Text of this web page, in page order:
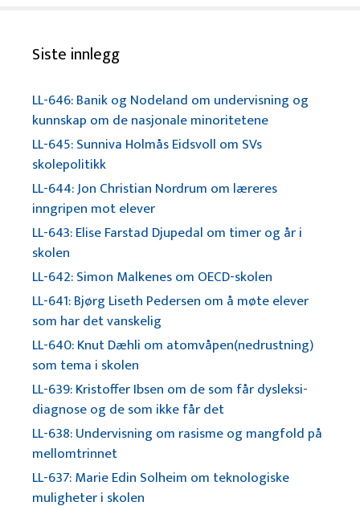
Siste innlegg
LL-646: Banik og Nodeland om undervisning og
kunnskap om de nasjonale minoritetene
LL-645: Sunniva Holmås Eidsvoll om SVs
skolepolitikk
LL-644: Jon Christian Nordrum om læreres
inngripen mot elever
LL-643: Elise Farstad Djupedal om timer og år i
skolen
LL-642: Simon Malkenes om OECD-skolen
LL-641: Bjørg Liseth Pedersen om å møte elever
som har det vanskelig
LL-640: Knut Dæhli om atomvåpen(nedrustning)
som tema i skolen
LL-639: Kristoffer Ibsen om de som får dysleksi-
diagnose og de som ikke får det
LL-638: Undervisning om rasisme og mangfold på
mellomtrinnet
LL-637: Marie Edin Solheim om teknologiske
muligheter i skolen